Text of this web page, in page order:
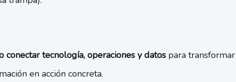
conectar tecnología, operaciones y datospara transformar
en acción concreta.